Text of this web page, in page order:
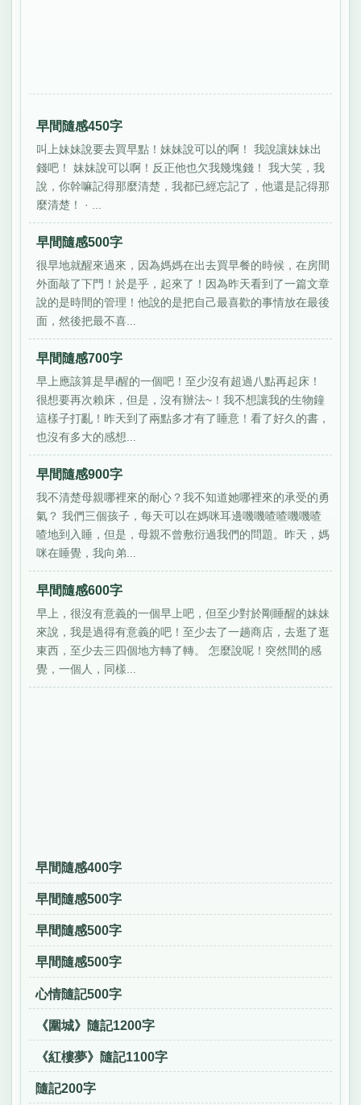
早間隨感450字
叫上妹妹說要去買早點！妹妹說可以的啊！ 我說讓妹妹出
錢吧！ 妹妹說可以啊！反正他也欠我幾塊錢！ 我大笑，我
說，你幹嘛記得那麼清楚，我都已經忘記了，他還是記得那
麼清楚！ · ...
早間隨感500字
很早地就醒來過來，因為媽媽在出去買早餐的時候，在房間
外面敲了下門！於是乎，起來了！因為昨天看到了一篇文章
說的是時間的管理！他說的是把自己最喜歡的事情放在最後
面，然後把最不喜...
早間隨感700字
早上應該算是早i醒的一個吧！至少沒有超過八點再起床！
很想要再次賴床，但是，沒有辦法~！我不想讓我的生物鐘
這樣子打亂！昨天到了兩點多才有了睡意！看了好久的書，
也沒有多大的感想...
早間隨感900字
我不清楚母親哪裡來的耐心？我不知道她哪裡來的承受的勇
氣？ 我們三個孩子，每天可以在媽咪耳邊嘰嘰喳喳嘰嘰喳
喳地到入睡，但是，母親不曾敷衍過我們的問題。昨天，媽
咪在睡覺，我向弟...
早間隨感600字
早上，很沒有意義的一個早上吧，但至少對於剛睡醒的妹妹
來說，我是過得有意義的吧！至少去了一趟商店，去逛了逛
東西，至少去三四個地方轉了轉。 怎麼說呢！突然間的感
覺，一個人，同樣...
早間隨感400字
早間隨感500字
早間隨感500字
早間隨感500字
心情隨記500字
《圍城》隨記1200字
《紅樓夢》隨記1100字
隨記200字